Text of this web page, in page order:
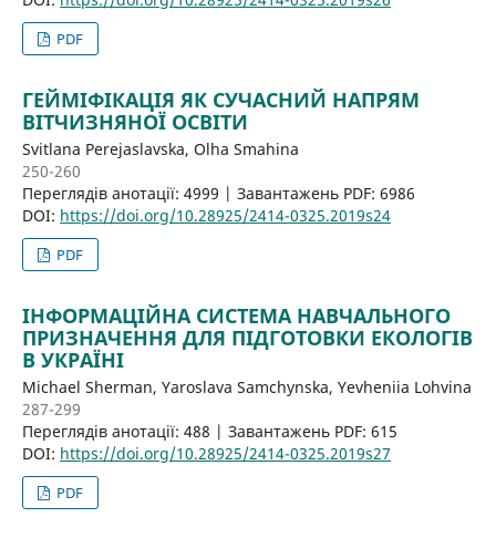
PDF
ГЕЙМІФІКАЦІЯ ЯК СУЧАСНИЙ НАПРЯМ
ВІТЧИЗНЯНОЇ ОСВІТИ
Svitlana Perejaslavska, Olha Smаhina
250-260
Переглядів анотації: 4999 | Завантажень PDF: 6986
DOI: https://doi.org/10.28925/2414-0325.2019s24
PDF
ІНФОРМАЦІЙНА СИСТЕМА НАВЧАЛЬНОГО
ПРИЗНАЧЕННЯ ДЛЯ ПІДГОТОВКИ ЕКОЛОГІВ
В УКРАЇНІ
Michael Sherman, Yaroslava Samchynska, Yevheniia Lohvina
287-299
Переглядів анотації: 488 | Завантажень PDF: 615
DOI: https://doi.org/10.28925/2414-0325.2019s27
PDF